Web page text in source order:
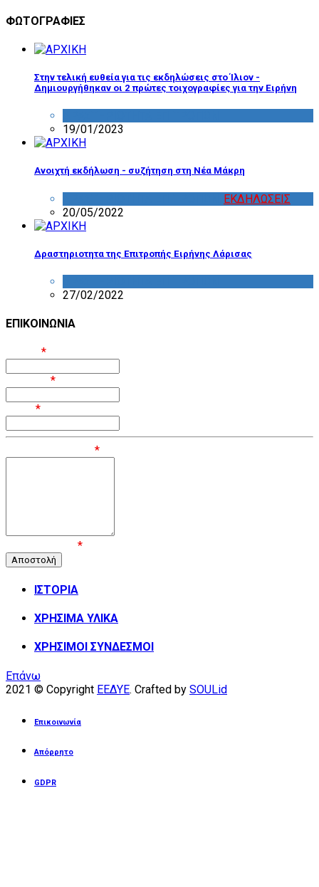
ΦΩΤΟΓΡΑΦΙΕΣ
Στην τελική ευθεία για τις εκδηλώσεις στο Ίλιον -
Δημιουργήθηκαν οι 2 πρώτες τοιχογραφίες για την Ειρήνη
19/01/2023
Ανοιχτή εκδήλωση - συζήτηση στη Νέα Μάκρη
ΕΚΔΗΛΩΣΕΙΣ
20/05/2022
Δραστηριοτητα της Επιτροπής Ειρήνης Λάρισας
27/02/2022
ΕΠΙΚΟΙΝΩΝΙΑ
*
*
*
*
*
ΙΣΤΟΡΙΑ
ΧΡΗΣΙΜΑ ΥΛΙΚΑ
ΧΡΗΣΙΜΟΙ ΣΥΝΔΕΣΜΟΙ
Επάνω
2021 © Copyright ΕΕΔΥΕ. Crafted by SOULid
Επικοινωνία
Απόρρητο
GDPR